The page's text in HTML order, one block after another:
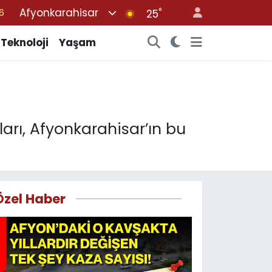
Afyonkarahisar 25°
Teknoloji Yaşam
Afyonkarahisar’ın bu
Haber